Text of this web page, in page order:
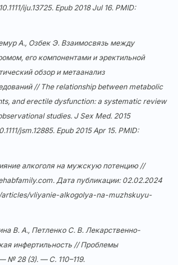
10.1111/iju.13725. Epub 2018 Jul 16. PMID:
А., Озбек Э. Взаимосвязь между
его компонентами и эректильной
обзор и метаанализ
// The relationship between metabolic
and erectile dysfunction: a systematic review
studies. J Sex Med. 2015
jsm.12885. Epub 2015 Apr 15. PMID:
алкоголя на мужскую потенцию //
Дата публикации: 02.02.2024
articles/vliyanie-alkogolya-na-muzhskuyu-
В. А., Петленко С. В. Лекарственно-
инфертильность // Проблемы
№ 28 (3). — С. 110–119.